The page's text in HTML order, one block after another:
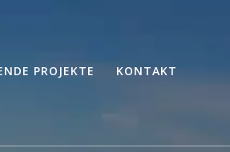
PROJEKTE KONTAKT